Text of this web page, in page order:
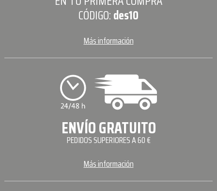
CÓDIGO:des10
Más información
ENVÍO GRATUITO
PEDIDOS SUPERIORES A 60 €
Más información